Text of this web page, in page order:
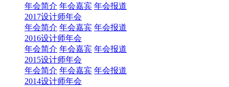
年会简介 年会嘉宾 年会报道
2017设计师年会
年会简介 年会嘉宾 年会报道
2016设计师年会
年会简介 年会嘉宾 年会报道
2015设计师年会
年会简介 年会嘉宾 年会报道
2014设计师年会